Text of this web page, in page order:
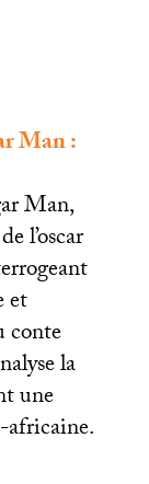
Man :
Man,
l’oscar
et
conte
la
une
africaine.